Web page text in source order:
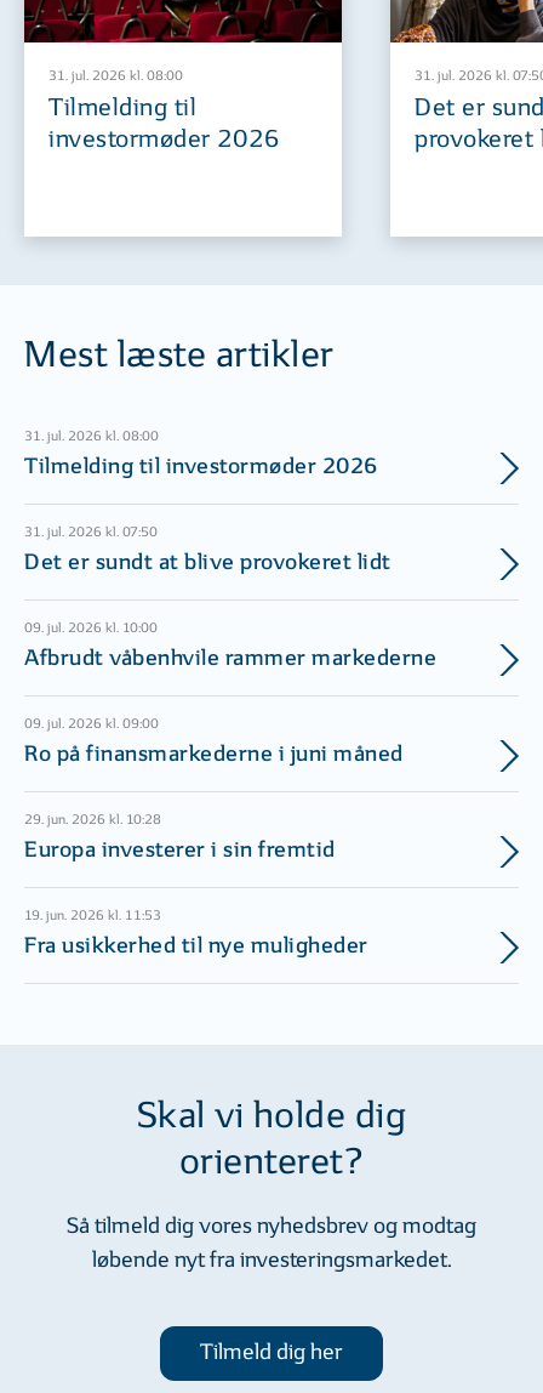
31. jul. 2026 kl. 08:00
Tilmelding til
investormøder 2026
31. jul. 2026 kl.
Det er
provokeret
Mest læste artikler
31. jul. 2026 kl. 08:00
Tilmelding til investormøder 2026
31. jul. 2026 kl. 07:50
Det er sundt at blive provokeret lidt
09. jul. 2026 kl. 10:00
Afbrudt våbenhvile rammer markederne
09. jul. 2026 kl. 09:00
Ro på finansmarkederne i juni måned
29. jun. 2026 kl. 10:28
Europa investerer i sin fremtid
19. jun. 2026 kl. 11:53
Fra usikkerhed til nye muligheder
Skal vi holde dig
orienteret?
Så tilmeld dig vores nyhedsbrev og modtag
løbende nyt fra investeringsmarkedet.
Tilmeld dig her